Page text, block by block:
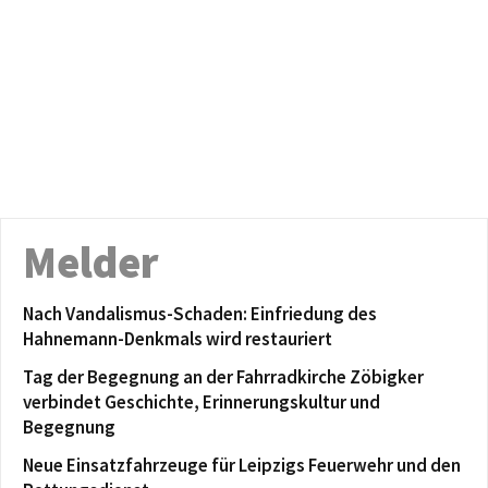
Melder
Nach Vandalismus-Schaden: Einfriedung des
Hahnemann-Denkmals wird restauriert
Tag der Begegnung an der Fahrradkirche Zöbigker
verbindet Geschichte, Erinnerungskultur und
Begegnung
Neue Einsatzfahrzeuge für Leipzigs Feuerwehr und den